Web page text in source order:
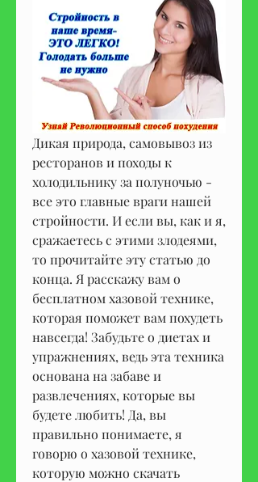
Дикая природа, самовывоз из
ресторанов и походы к
холодильнику за полуночью -
все это главные враги нашей
стройности. И если вы, как и я,
сражаетесь с этими злодеями,
то прочитайте эту статью до
конца. Я расскажу вам о
бесплатном хазовой технике,
которая поможет вам похудеть
навсегда! Забудьте о диетах и
упражнениях, ведь эта техника
основана на забаве и
развлечениях, которые вы
будете любить! Да, вы
правильно понимаете, я
говорю о хазовой технике,
которую можно скачать